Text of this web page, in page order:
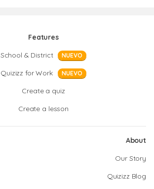
Features
School & District
NUEVO
Quizizz for Work NUEVO
Create a quiz
Create a lesson
About
Our Story
Quizizz Blog